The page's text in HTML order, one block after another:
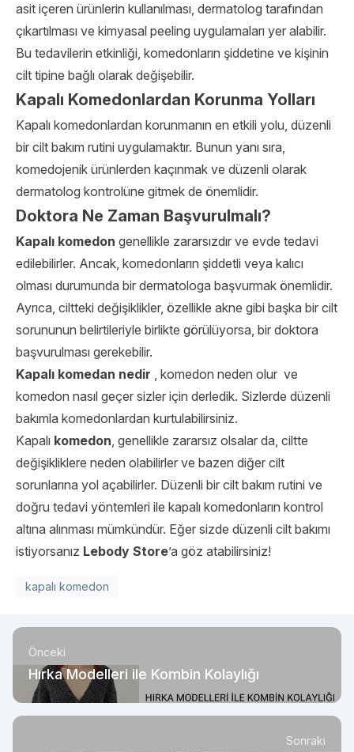
asit içeren ürünlerin kullanılması, dermatolog tarafından
çıkartılması ve kimyasal peeling uygulamaları yer alabilir.
Bu tedavilerin etkinliği, komedonların şiddetine ve kişinin
cilt tipine bağlı olarak değişebilir.
Kapalı Komedonlardan Korunma Yolları
Kapalı komedonlardan korunmanın en etkili yolu, düzenli
bir cilt bakım rutini uygulamaktır. Bunun yanı sıra,
komedojenik ürünlerden kaçınmak ve düzenli olarak
dermatolog kontrolüne gitmek de önemlidir.
Doktora Ne Zaman Başvurulmalı?
Kapalı komedon genellikle zararsızdır ve evde tedavi
edilebilirler. Ancak, komedonların şiddetli veya kalıcı
olması durumunda bir dermatologa başvurmak önemlidir.
Ayrıca, ciltteki değişiklikler, özellikle akne gibi başka bir cilt
sorununun belirtileriyle birlikte görülüyorsa, bir doktora
başvurulması gerekebilir.
Kapalı komedan nedir , komedon neden olur ve
komedon nasıl geçer sizler için derledik. Sizlerde düzenli
bakımla komedonlardan kurtulabilirsiniz.
Kapalı komedon, genellikle zararsız olsalar da, ciltte
değişikliklere neden olabilirler ve bazen diğer cilt
sorunlarına yol açabilirler. Düzenli bir cilt bakım rutini ve
doğru tedavi yöntemleri ile kapalı komedonların kontrol
altına alınması mümkündür. Eğer sizde düzenli cilt bakımı
istiyorsanız Lebody Store’a göz atabilirsiniz!
kapalı komedon
Önceki
Hırka Modelleri ile Kombin Kolaylığı
Sonraki